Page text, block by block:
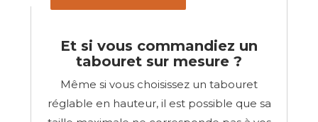
Et si vous commandiez un
tabouret sur mesure ?
Même si vous choisissez un tabouret
réglable en hauteur, il est possible que sa